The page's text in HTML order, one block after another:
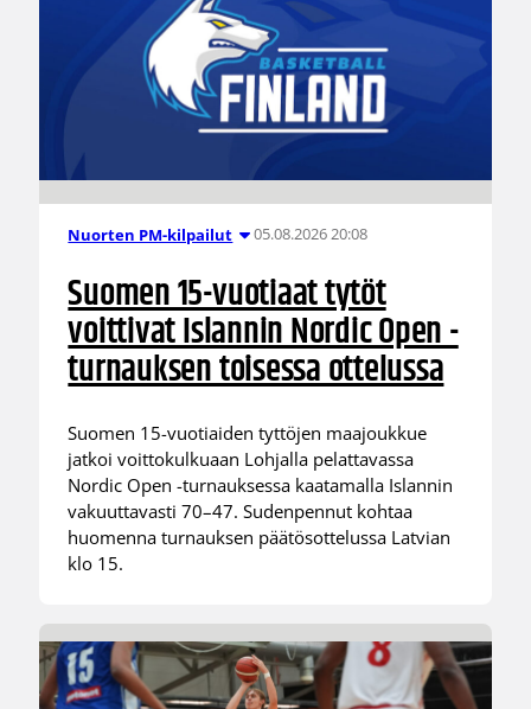
Nuorten PM-kilpailut 05.08.2026 20:08
Suomen 15-vuotiaat tytöt
voittivat Islannin Nordic Open -
turnauksen toisessa ottelussa
Suomen 15-vuotiaiden tyttöjen maajoukkue
jatkoi voittokulkuaan Lohjalla pelattavassa
Nordic Open -turnauksessa kaatamalla Islannin
vakuuttavasti 70–47. Sudenpennut kohtaa
huomenna turnauksen päätösottelussa Latvian
klo 15.